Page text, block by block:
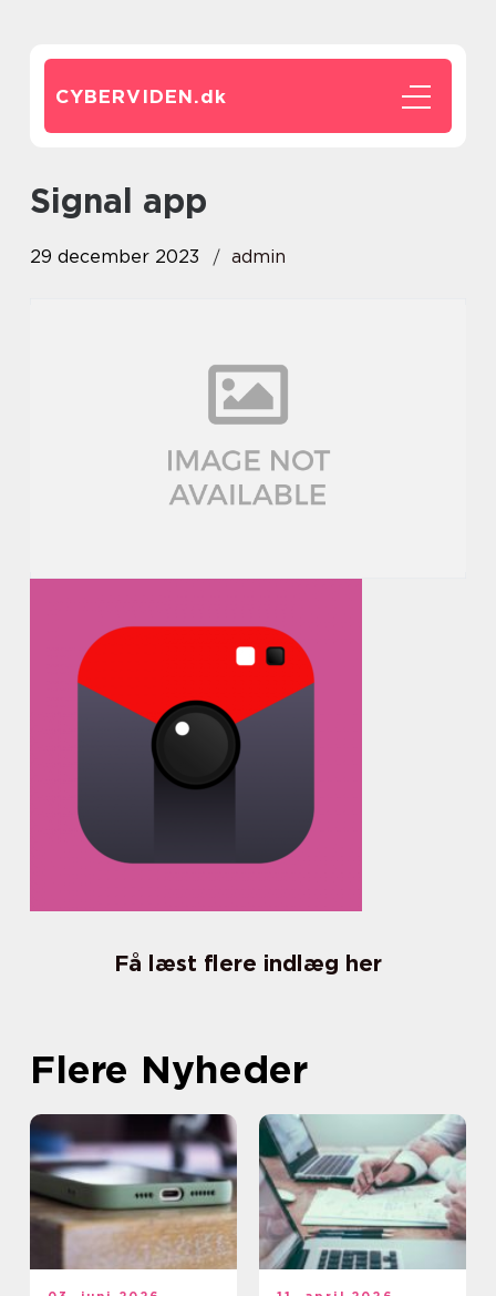
CYBERVIDEN.dk
signal app
29 december 2023 admin
Få læst flere indlæg her
Flere Nyheder